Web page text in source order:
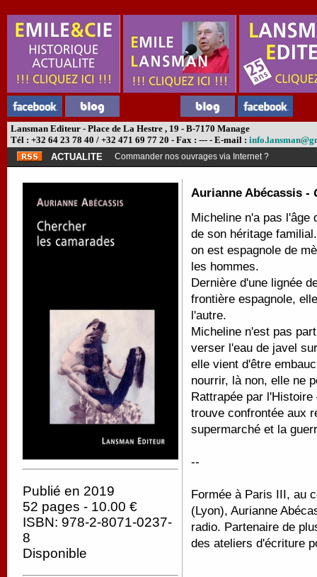
Lansman Editeur - Place de La Hestre , 19 - B-7170 Manage
Tél : +32 64 23 78 40 / +32 471 69 77 20 - Fax : --- - E-mail :
ACTUALITE
Commander nos ouvrages via Internet ?
Publié en 2019
52 pages - 10.00 €
ISBN: 978-2-8071-0237-
8
Disponible
Aurianne Abécassis -
Micheline n'a pas l'âge
de son héritage
on est espagnole de
les hommes.
Dernière d'une lignée
frontière espagnole,
l'autre.
Micheline n'est pas
verser l'eau de javel
elle vient d'être
nourrir, là non, elle ne
Rattrapée par
trouve confrontée aux
supermarché et la
--
Formée à Paris III, au
(Lyon), Aurianne
radio. Partenaire de
des ateliers d'écriture